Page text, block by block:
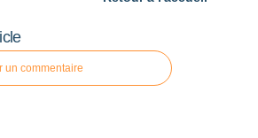
un commentaire